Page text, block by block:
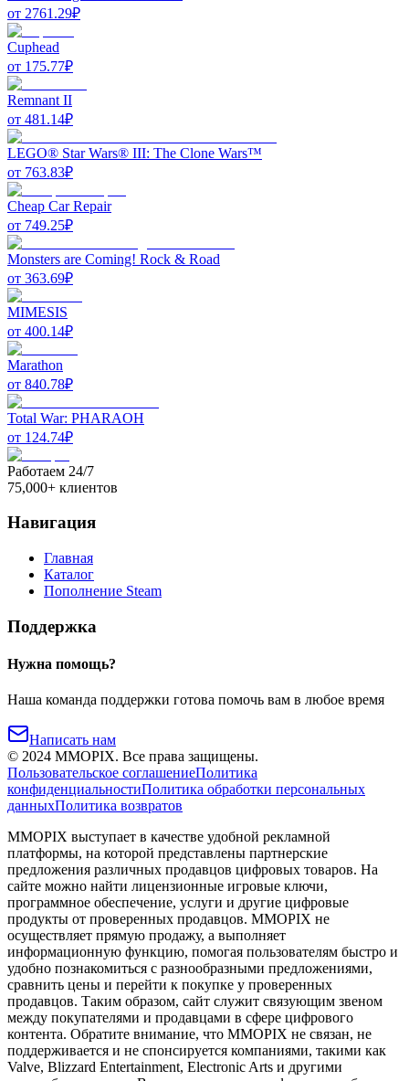
от 2761.29₽
Cuphead
от 175.77₽
Remnant II
от 481.14₽
LEGO® Star Wars® III: The Clone Wars™
от 763.83₽
Cheap Car Repair
от 749.25₽
Monsters are Coming! Rock & Road
от 363.69₽
MIMESIS
от 400.14₽
Marathon
от 840.78₽
Total War: PHARAOH
от 124.74₽
Работаем 24/7
75,000+ клиентов
Навигация
Главная
Каталог
Пополнение Steam
Поддержка
Нужна помощь?
Наша команда поддержки готова помочь вам в любое время
Написать нам
© 2024 MMOPIX. Все права защищены.
Пользовательское соглашениеПолитика
конфиденциальностиПолитика обработки персональных
данныхПолитика возвратов
MMOPIX выступает в качестве удобной рекламной
платформы, на которой представлены партнерские
предложения различных продавцов цифровых товаров. На
сайте можно найти лицензионные игровые ключи,
программное обеспечение, услуги и другие цифровые
продукты от проверенных продавцов. MMOPIX не
осуществляет прямую продажу, а выполняет
информационную функцию, помогая пользователям быстро и
удобно познакомиться с разнообразными предложениями,
сравнить цены и перейти к покупке у проверенных
продавцов. Таким образом, сайт служит связующим звеном
между покупателями и продавцами в сфере цифрового
контента. Обратите внимание, что MMOPIX не связан, не
поддерживается и не спонсируется компаниями, такими как
Valve, Blizzard Entertainment, Electronic Arts и другими